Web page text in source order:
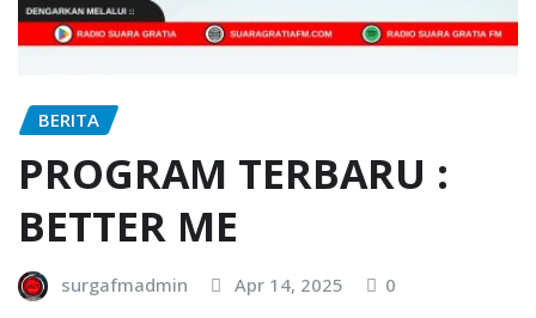
BERITA
PROGRAM TERBARU :
BETTER ME
surgafmadmin Apr 14, 2025 0